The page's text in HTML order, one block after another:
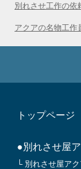
別れさせ工作の依
アクアの名物工作
トップページ
●別れさせ屋
└ 別れさせ屋ア